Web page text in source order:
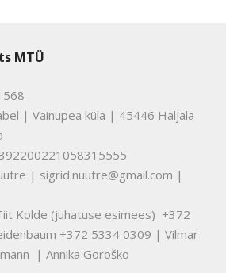
MTÜ
| Vainupea küla | 45446 Haljala
| sigrid.nuutre@gmail.com |
Kolde (juhatuse esimees) +372
+372 5334 0309 | Vilmar
| Annika Goroško